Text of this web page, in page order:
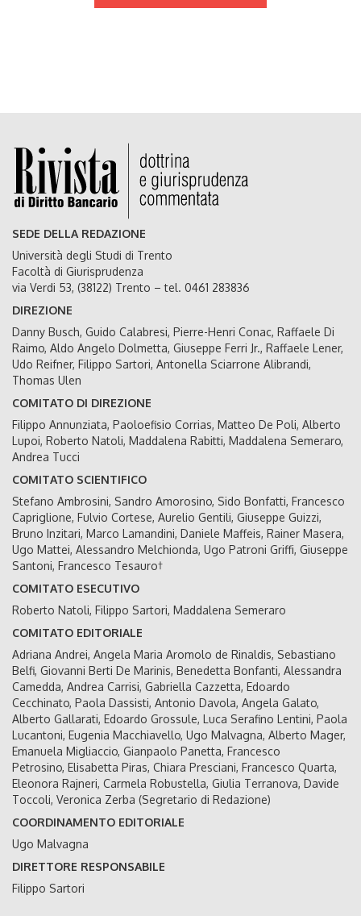
SEDE DELLA REDAZIONE
Università degli Studi di Trento
Facoltà di Giurisprudenza
via Verdi 53, (38122) Trento – tel. 0461 283836
DIREZIONE
Danny Busch, Guido Calabresi, Pierre-Henri Conac, Raffaele Di
Raimo, Aldo Angelo Dolmetta, Giuseppe Ferri Jr., Raffaele Lener,
Udo Reifner, Filippo Sartori, Antonella Sciarrone Alibrandi,
Thomas Ulen
COMITATO DI DIREZIONE
Filippo Annunziata, Paoloefisio Corrias, Matteo De Poli, Alberto
Lupoi, Roberto Natoli, Maddalena Rabitti, Maddalena Semeraro,
Andrea Tucci
COMITATO SCIENTIFICO
Stefano Ambrosini, Sandro Amorosino, Sido Bonfatti, Francesco
Capriglione, Fulvio Cortese, Aurelio Gentili, Giuseppe Guizzi,
Bruno Inzitari, Marco Lamandini, Daniele Maffeis, Rainer Masera,
Ugo Mattei, Alessandro Melchionda, Ugo Patroni Griffi, Giuseppe
Santoni, Francesco Tesauro†
COMITATO ESECUTIVO
Roberto Natoli, Filippo Sartori, Maddalena Semeraro
COMITATO EDITORIALE
Adriana Andrei, Angela Maria Aromolo de Rinaldis, Sebastiano
Belfi, Giovanni Berti De Marinis, Benedetta Bonfanti, Alessandra
Camedda, Andrea Carrisi, Gabriella Cazzetta, Edoardo
Cecchinato, Paola Dassisti, Antonio Davola, Angela Galato,
Alberto Gallarati, Edoardo Grossule, Luca Serafino Lentini, Paola
Lucantoni, Eugenia Macchiavello, Ugo Malvagna, Alberto Mager,
Emanuela Migliaccio, Gianpaolo Panetta, Francesco
Petrosino, Elisabetta Piras, Chiara Presciani, Francesco Quarta,
Eleonora Rajneri, Carmela Robustella, Giulia Terranova, Davide
Toccoli, Veronica Zerba (Segretario di Redazione)
COORDINAMENTO EDITORIALE
Ugo Malvagna
DIRETTORE RESPONSABILE
Filippo Sartori